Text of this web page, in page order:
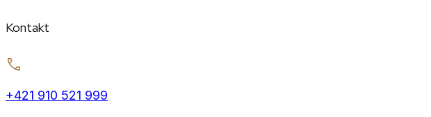
Kontakt
+421 910 521 999